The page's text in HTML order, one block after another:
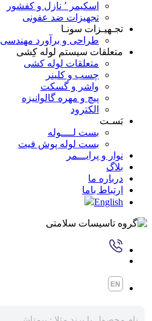
اسکیمر ٬ نازل و کفشور
تجهیزات ضد عفونی
تجـهیـزات سونـا
طراحی و برآورد مهندسی
متعلقات سیستم لوله کِشی
متعلقات لوله کشی
چسب و کلینر
واشر و گسکت
پیچ و مهره گالوانیزه
الکترود
بَسـت
بست لــــوله
بست لوله پوش فیت
نوار و پرایـــمر
بلاگ
درباره ما
ارتباط باما
English